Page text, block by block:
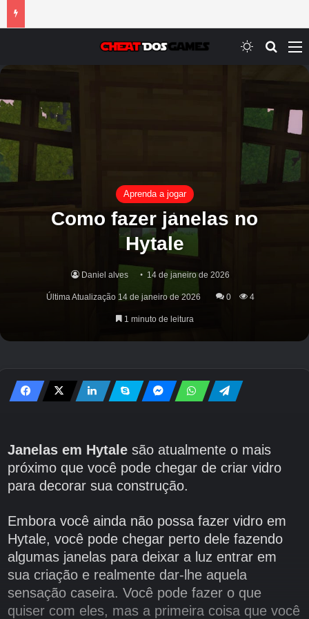
Switch skin
Aprenda a jogar
Como fazer janelas no
Hytale
Daniel alves 14 de janeiro de 2026
Última Atualização 14 de janeiro de 2026 0 4
1 minuto de leitura
Janelas em Hytalesão atualmente o mais
próximo que você pode chegar de criar vidro
para decorar sua construção.
Embora você ainda não possa fazer vidro em
Hytale, você pode chegar perto dele fazendo
algumas janelas para deixar a luz entrar em
sua criação e realmente dar-lhe aquela
sensação caseira. Você pode fazer o que
quiser com eles, mas a primeira coisa que você